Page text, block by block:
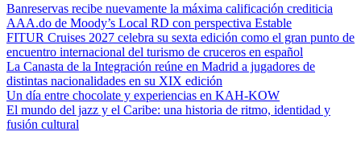
Banreservas recibe nuevamente la máxima calificación crediticia
AAA.do de Moody’s Local RD con perspectiva Estable
FITUR Cruises 2027 celebra su sexta edición como el gran punto de
encuentro internacional del turismo de cruceros en español
La Canasta de la Integración reúne en Madrid a jugadores de
distintas nacionalidades en su XIX edición
Un día entre chocolate y experiencias en KAH-KOW
El mundo del jazz y el Caribe: una historia de ritmo, identidad y
fusión cultural